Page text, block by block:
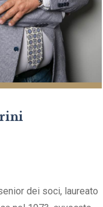
dei soci, laureato